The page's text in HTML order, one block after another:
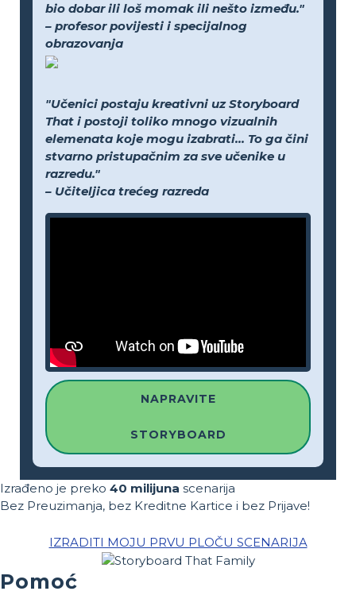
bio dobar ili loš momak ili nešto između."
– profesor povijesti i specijalnog
obrazovanja
"Učenici postaju kreativni uz Storyboard
That i postoji toliko mnogo vizualnih
elemenata koje mogu izabrati... To ga čini
stvarno pristupačnim za sve učenike u
razredu."
– Učiteljica trećeg razreda
NAPRAVITE
STORYBOARD
Izrađeno je preko 40 milijuna scenarija
Bez Preuzimanja, bez Kreditne Kartice i bez Prijave!
IZRADITI MOJU PRVU PLOČU SCENARIJA
Pomoć